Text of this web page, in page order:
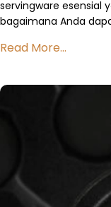
servingware esensial
bagaimana Anda
Read More...